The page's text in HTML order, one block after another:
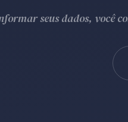
seus dados, você